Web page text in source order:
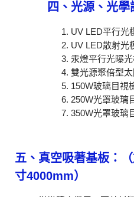
四、光源、光學
UV LED平行光
UV LED散射光
汞燈平行光曝光
雙光源聚倍型
150W玻璃目視
250W光罩玻璃
350W光罩玻璃
五、真空吸著基板：
寸4000mm）